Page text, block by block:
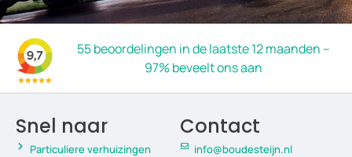
55 beoordelingen in de laatste 12 maanden –
97% beveelt ons aan
Contact
info@boudesteijn.nl
Snel naar
Particuliere verhuizingen